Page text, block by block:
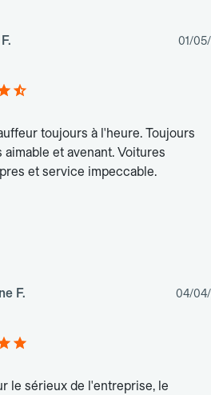
01/
toujours à l'heure. Toujours
aimable et avenant. Voitures
et service impeccable.
F. 04/
le sérieux de l'entreprise, le